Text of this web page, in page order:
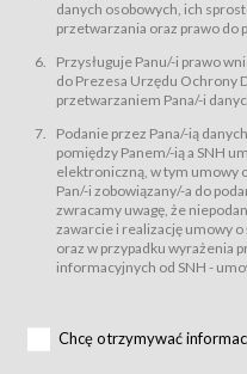
usługę zawierania na
dnia 18 lipca 2002 r. o
r., Nr 144, poz. 1204, z późń.
Na zasadach określonych w
Usługobiorca przed
zapoznać się z Regulaminem.
usługi newsletter za
zamieszczonego na stronach
Usługobiorców wymaga
Usługobiorca zobowiązany
od chwili rozpoczęcia
Regulamin jest udostępniony
Warunki techniczne korzystania z
danych osobowych, ich
przetwarzania oraz prawo do
Przysługuje Panu/-i prawo
do Prezesa Urzędu Ochrony
przetwarzaniem Pana/-i
Podanie przez Pana/-ią
pomiędzy Panem/-ią a SNH
elektroniczną, w tym umowy
Pan/-i zobowiązany/-a do
zwracamy uwagę, że
zawarcie i realizację umowy
oraz w przypadku wyrażenia
informacyjnych od SNH -
Chcę otrzymywać